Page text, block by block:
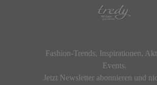
Fashion-Trends, Inspirationen,
Events.
Jetzt Newsletter abonnieren und